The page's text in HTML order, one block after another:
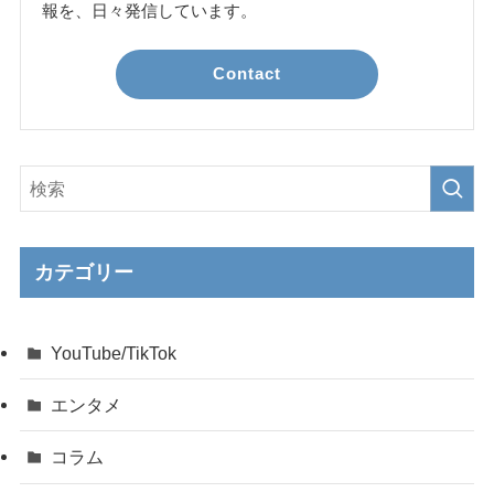
報を、日々発信しています。
Contact
カテゴリー
YouTube/TikTok
エンタメ
コラム